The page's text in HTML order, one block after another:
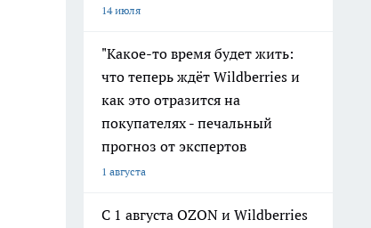
14 июля
"Какое-то время будет жить:
что теперь ждёт Wildberries и
как это отразится на
покупателях - печальный
прогноз от экспертов
1 августа
С 1 августа OZON и Wildberries